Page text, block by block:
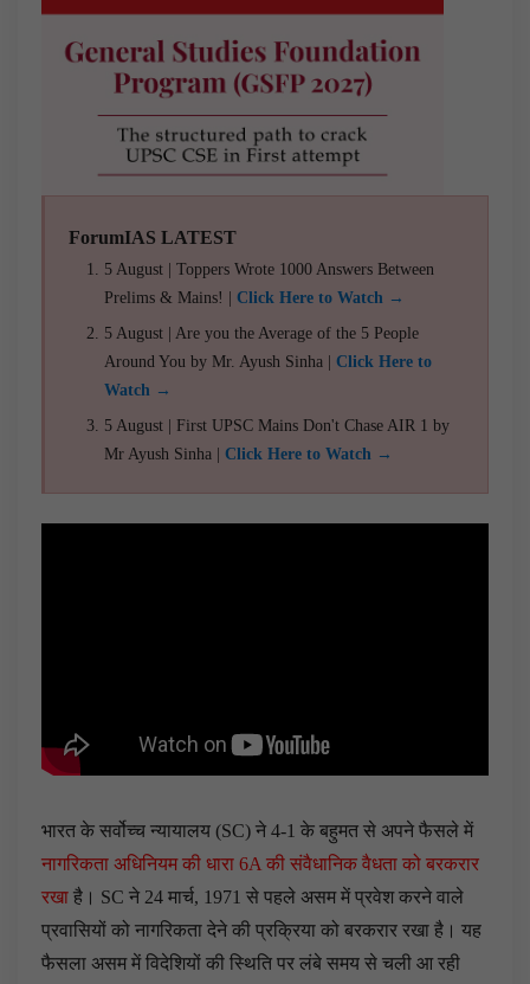
ForumIAS LATEST
5 August | Toppers Wrote 1000 Answers Between
Prelims & Mains! | Click Here to Watch →
5 August | Are you the Average of the 5 People
Around You by Mr. Ayush Sinha | Click Here to
Watch →
5 August | First UPSC Mains Don't Chase AIR 1 by
Mr Ayush Sinha | Click Here to Watch →
भारत के सर्वोच्च न्यायालय (SC) ने 4-1 के बहुमत से अपने फैसले में
नागरिकता अधिनियम की धारा 6A की संवैधानिक वैधता को बरकरार
रखा है। SC ने 24 मार्च, 1971 से पहले असम में प्रवेश करने वाले
प्रवासियों को नागरिकता देने की प्रक्रिया को बरकरार रखा है। यह
फैसला असम में विदेशियों की स्थिति पर लंबे समय से चली आ रही